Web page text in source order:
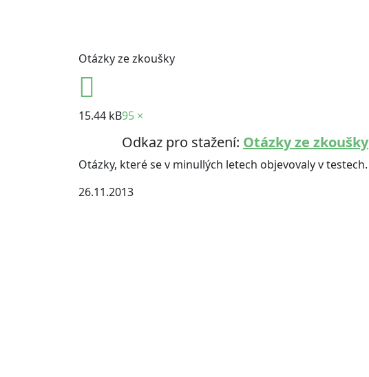
Otázky ze zkoušky
15.44 kB95 ×
Odkaz pro stažení: Otázky ze zkoušky
Otázky, které se v minullých letech objevovaly v testech.
26.11.2013